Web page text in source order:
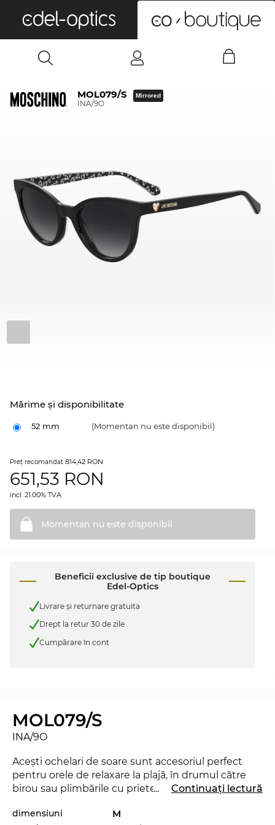
MOL079/S
INA/9O
Mirrored
Mărime şi disponibilitate
52 mm (Momentan nu este disponibil)
Preţ recomandat 814,42 RON
651,53 RON
incl. 21.00% TVA
Momentan nu este disponibil
Beneficii exclusive de tip boutique
Edel-Optics
Livrare şi returnare gratuita
Drept la retur 30 de zile
Cumpărare în cont
MOL079/S
INA/9O
Aceşti ochelari de soare sunt accesoriul perfect
pentru orele de relaxare la plajă, în drumul către
birou sau plimbările cu prietenii prin oraş. Există
colo şi câteva priviri invidioase. Modelul MOL079/S
... Continuați lectură
dimensiuni M